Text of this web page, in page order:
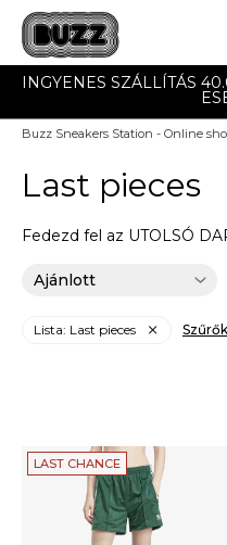
Buzz Sneakers Station - Online
Last pieces
Fedezd fel az UTOLSÓ
Lista: Last pieces
LAST CHANCE